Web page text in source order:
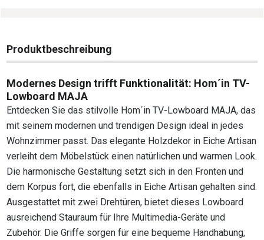
Produktbeschreibung
Modernes Design trifft Funktionalität: Hom´in TV-
Lowboard MAJA
Entdecken Sie das stilvolle Hom´in TV-Lowboard MAJA, das
mit seinem modernen und trendigen Design ideal in jedes
Wohnzimmer passt. Das elegante Holzdekor in Eiche Artisan
verleiht dem Möbelstück einen natürlichen und warmen Look.
Die harmonische Gestaltung setzt sich in den Fronten und
dem Korpus fort, die ebenfalls in Eiche Artisan gehalten sind.
Ausgestattet mit zwei Drehtüren, bietet dieses Lowboard
ausreichend Stauraum für Ihre Multimedia-Geräte und
Zubehör. Die Griffe sorgen für eine bequeme Handhabung,